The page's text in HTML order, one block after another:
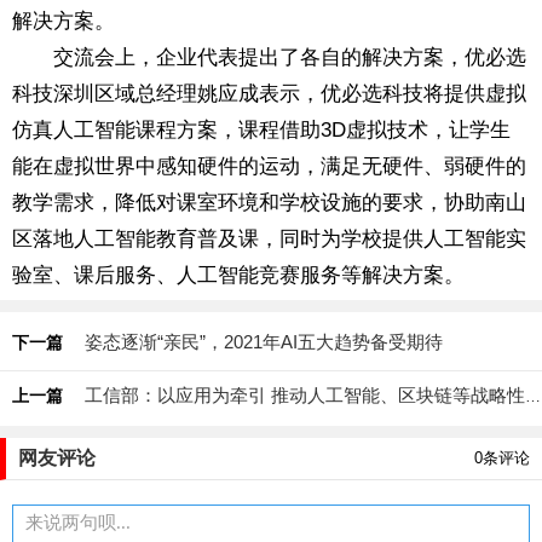
解决方案。
交流会上，企业代表提出了各自的解决方案，优必选
科技深圳区域总经理姚应成表示，优必选科技将提供虚拟
仿真人工智能课程方案，课程借助3D虚拟技术，让学生
能在虚拟世界中感知硬件的运动，满足无硬件、弱硬件的
教学需求，降低对课室环境和学校设施的要求，协助南山
区落地人工智能教育普及课，同时为学校提供人工智能实
验室、课后服务、人工智能竞赛服务等解决方案。
下一篇 姿态逐渐“亲民”，2021年AI五大趋势备受期待
上一篇 工信部：以应用为牵引 推动人工智能、区块链等战略性新兴产业发展
网友评论 0条评论